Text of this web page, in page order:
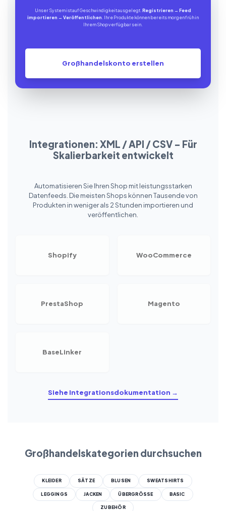
Unser System ist auf Geschwindigkeit ausgelegt. Registrieren → Feed
importieren → Veröffentlichen . Ihre Produkte können bereits morgen früh in
Ihrem Shop verfügbar sein.
Großhandelskonto erstellen
Integrationen: XML / API / CSV – Für
Skalierbarkeit entwickelt
Automatisieren Sie Ihren Shop mit leistungsstarken
Datenfeeds. Die meisten Shops können Tausende von
Produkten in weniger als 2 Stunden importieren und
veröffentlichen.
Shopify WooCommerce
PrestaShop Magento
BaseLinker
Siehe Integrationsdokumentation →
Großhandelskategorien durchsuchen
KLEIDER SÄTZE BLUSEN SWEATSHIRTS
LEGGINGS JACKEN ÜBERGRÖSSE BASIC
ZUBEHÖR